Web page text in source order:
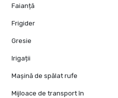
Faianță
Frigider
Gresie
Irigații
Mașină de spălat rufe
Mijloace de transport în